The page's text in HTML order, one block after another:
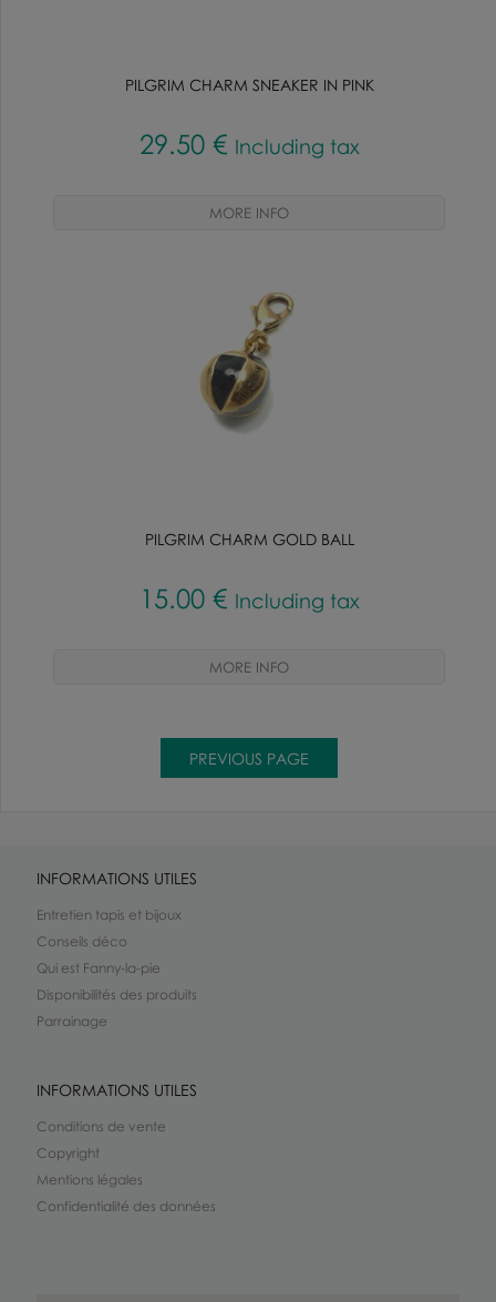
PILGRIM CHARM SNEAKER IN PINK
29.50 € Including tax
PILGRIM CHARM GOLD BALL
15.00 € Including tax
INFORMATIONS UTILES
Entretien tapis et bijoux
Conseils déco
Qui est Fanny-la-pie
Disponibilités des produits
Parrainage
INFORMATIONS UTILES
Conditions de vente
Copyright
Mentions légales
Confidentialité des données